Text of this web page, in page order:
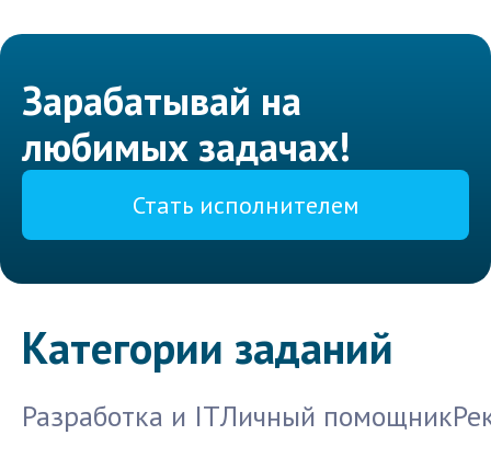
Зарабатывай на
любимых задачах!
Стать исполнителем
Категории заданий
Разработка и ITЛичный помощник